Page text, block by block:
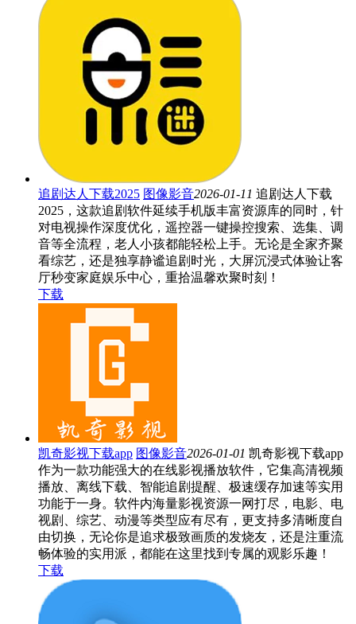
追剧达人下载2025 图像影音2026-01-11 追剧达人下载
2025，这款追剧软件延续手机版丰富资源库的同时，针
对电视操作深度优化，遥控器一键操控搜索、选集、调
音等全流程，老人小孩都能轻松上手。无论是全家齐聚
看综艺，还是独享静谧追剧时光，大屏沉浸式体验让客
厅秒变家庭娱乐中心，重拾温馨欢聚时刻！
下载
凯奇影视下载app 图像影音2026-01-01 凯奇影视下载app
作为一款功能强大的在线影视播放软件，它集高清视频
播放、离线下载、智能追剧提醒、极速缓存加速等实用
功能于一身。软件内海量影视资源一网打尽，电影、电
视剧、综艺、动漫等类型应有尽有，更支持多清晰度自
由切换，无论你是追求极致画质的发烧友，还是注重流
畅体验的实用派，都能在这里找到专属的观影乐趣！
下载